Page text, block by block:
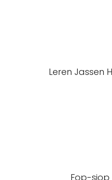
Leren Jassen
Fop-